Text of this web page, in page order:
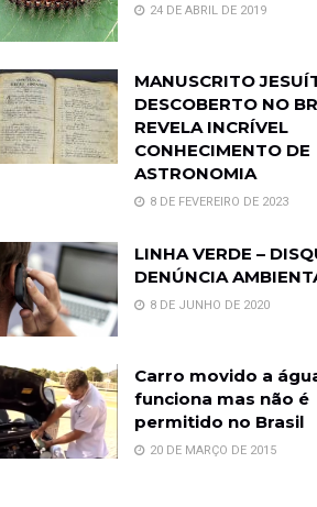
24 DE ABRIL DE 2019
MANUSCRITO
DESCOBERTO NO
REVELA INCRÍVEL
CONHECIMENTO DE
ASTRONOMIA
8 DE FEVEREIRO DE 2023
LINHA VERDE –
DENÚNCIA
8 DE JUNHO DE 2020
Carro movido a
funciona mas não é
permitido no Brasil
20 DE MARÇO DE 2015